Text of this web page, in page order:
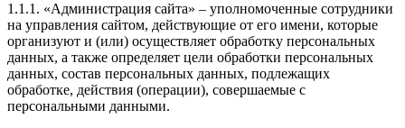
1.1.1. «Администрация сайта» – уполномоченные сотрудники
на управления сайтом, действующие от его имени, которые
организуют и (или) осуществляет обработку персональных
данных, а также определяет цели обработки персональных
данных, состав персональных данных, подлежащих
обработке, действия (операции), совершаемые с
персональными данными.